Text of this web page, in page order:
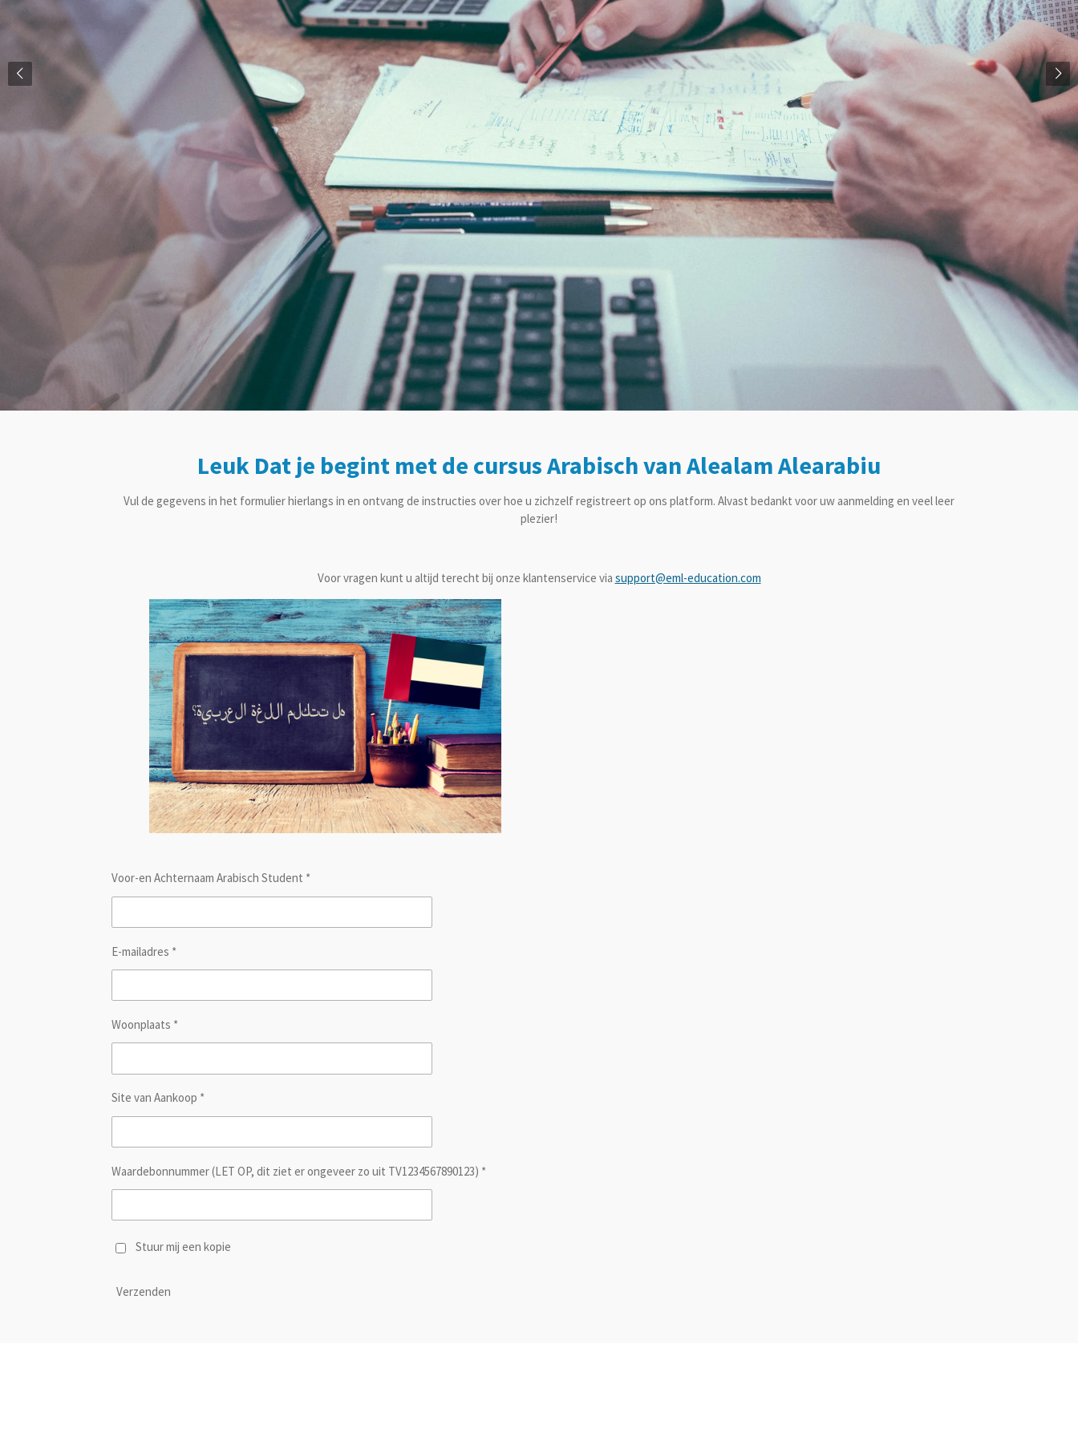
Leuk Dat je begint met de cursus Arabisch van Alealam Alearabiu
Vul de gegevens in het formulier hierlangs in en ontvang de instructies over hoe u zichzelf registreert op ons platform. Alvast bedankt voor uw aanmelding en veel leer
plezier!
Voor vragen kunt u altijd terecht bij onze klantenservice via support@eml-education.com
Voor-en Achternaam Arabisch Student *
E-mailadres *
Woonplaats *
Site van Aankoop *
Waardebonnummer (LET OP, dit ziet er ongeveer zo uit TV1234567890123) *
Stuur mij een kopie
Verzenden